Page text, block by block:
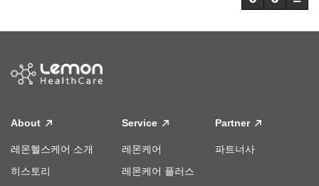
About
레몬헬스케어 소개
히스토리
Service
레몬케어
레몬케어 플러스
Partner
파트너사